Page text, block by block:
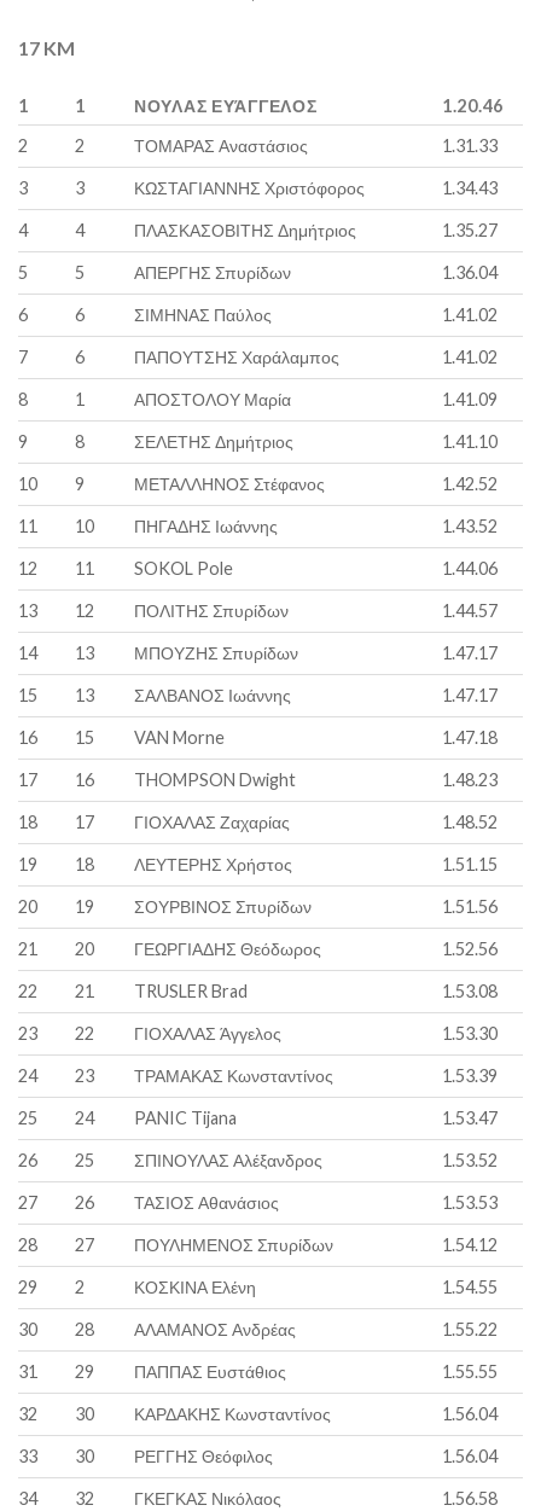
17 KM
1 1 ΝΟΥΛΑΣ ΕΥΆΓΓΕΛΟΣ
1.20.46
2
2 ΤΟΜΑΡΑΣ Αναστάσιος 1.31.33
3 3 ΚΩΣΤΑΓΙΑΝΝΗΣ Χριστόφορος 1.34.43
4 4 ΠΛΑΣΚΑΣΟΒΙΤΗΣ Δημήτριος 1.35.27
5 5 ΑΠΕΡΓΗΣ Σπυρίδων 1.36.04
6 6 ΣΙΜΗΝΑΣ Παύλος 1.41.02
7 6 ΠΑΠΟΥΤΣΗΣ Χαράλαμπος 1.41.02
8 1 ΑΠΟΣΤΟΛΟΥ Μαρία 1.41.09
9 8 ΣΕΛΕΤΗΣ Δημήτριος 1.41.10
10 9 ΜΕΤΑΛΛΗΝΟΣ Στέφανος 1.42.52
11 10 ΠΗΓΑΔΗΣ Ιωάννης 1.43.52
12 11 SOKOL Pole 1.44.06
13 12 ΠΟΛΙΤΗΣ Σπυρίδων 1.44.57
14 13 ΜΠΟΥΖΗΣ Σπυρίδων 1.47.17
15 13 ΣΑΛΒΑΝΟΣ Ιωάννης 1.47.17
16 15 VAN Morne 1.47.18
17 16 THOMPSON Dwight 1.48.23
18 17 ΓΙΟΧΑΛΑΣ Ζαχαρίας 1.48.52
19 18 ΛΕΥΤΕΡΗΣ Χρήστος 1.51.15
20 19 ΣΟΥΡΒΙΝΟΣ Σπυρίδων 1.51.56
21 20 ΓΕΩΡΓΙΑΔΗΣ Θεόδωρος 1.52.56
22 21 TRUSLER Brad 1.53.08
23 22 ΓΙΟΧΑΛΑΣ Άγγελος 1.53.30
24 23 ΤΡΑΜΑΚΑΣ Κωνσταντίνος 1.53.39
25 24 PANIC Tijana 1.53.47
26 25 ΣΠΙΝΟΥΛΑΣ Αλέξανδρος 1.53.52
27 26 ΤΑΣΙΟΣ Αθανάσιος 1.53.53
28 27 ΠΟΥΛΗΜΕΝΟΣ Σπυρίδων 1.54.12
29 2 ΚΟΣΚΙΝΑ Ελένη 1.54.55
30 28 ΑΛΑΜΑΝΟΣ Ανδρέας 1.55.22
31 29 ΠΑΠΠΑΣ Ευστάθιος 1.55.55
32 30 ΚΑΡΔΑΚΗΣ Κωνσταντίνος 1.56.04
33 30 ΡΕΓΓΗΣ Θεόφιλος 1.56.04
34 32 ΓΚΕΓΚΑΣ Νικόλαος 1.56.58